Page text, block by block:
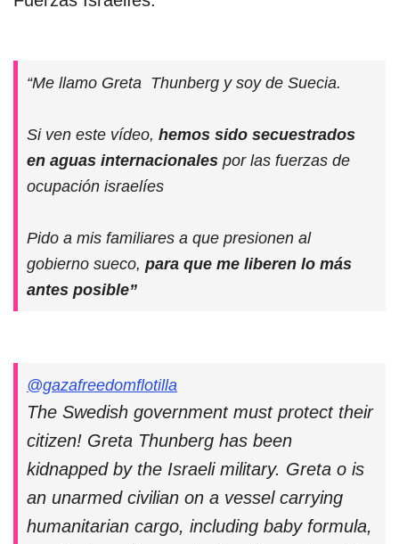
“Me llamo Greta Thunberg y soy de Suecia.
Si ven este vídeo, hemos sido secuestrados
en aguas internacionales por las fuerzas de
ocupación israelíes
Pido a mis familiares a que presionen al
gobierno sueco, para que me liberen lo más
antes posible”
@gazafreedomflotilla
The Swedish government must protect their
citizen! Greta Thunberg has been
kidnapped by the Israeli military. Greta o is
an unarmed civilian on a vessel carrying
humanitarian cargo, including baby formula,